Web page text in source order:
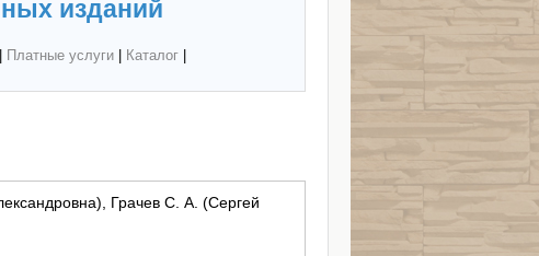
изданий
Платные услуги| Каталог|
Грачев С. А. (Сергей